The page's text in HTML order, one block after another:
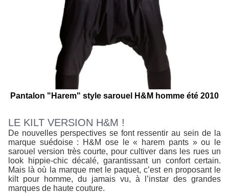
Pantalon "Harem" style sarouel H&M homme été 2010
LE KILT VERSION H&M !
De nouvelles perspectives se font ressentir au sein de la
marque suédoise : H&M ose le « harem pants » ou le
sarouel version très courte, pour cultiver dans les rues un
look hippie-chic décalé, garantissant un confort certain.
Mais là où la marque met le paquet, c’est en proposant le
kilt pour homme, du jamais vu, à l’instar des grandes
marques de haute couture.